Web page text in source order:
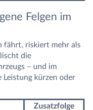
Felgen im
fährt, riskiert mehr als
die
– und im
kürzen oder
Zusatzfolge